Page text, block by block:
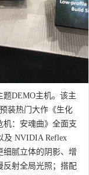
DEMO主机。该主
装热门大作《生化
机：安魂曲》全面支
及 NVIDIA Reflex
细腻立体的阴影、增
反射全局光照；搭配